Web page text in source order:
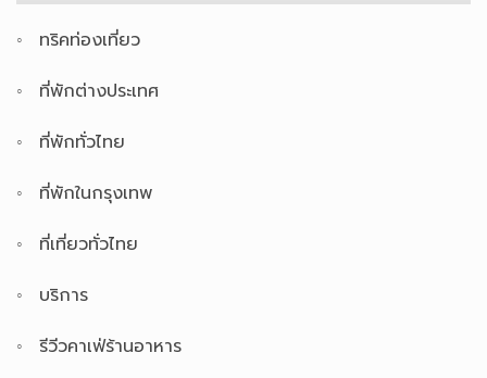
ทริคท่องเที่ยว
ที่พักต่างประเทศ
ที่พักทั่วไทย
ที่พักในกรุงเทพ
ที่เที่ยวทั่วไทย
บริการ
รีวีวคาเฟ่ร้านอาหาร